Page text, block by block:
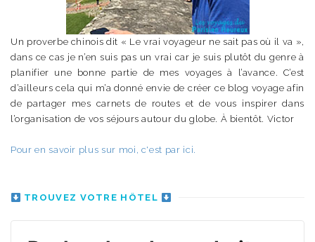
Un proverbe chinois dit « Le vrai voyageur ne sait pas où il va »,
dans ce cas je n’en suis pas un vrai car je suis plutôt du genre à
planifier une bonne partie de mes voyages à l’avance. C’est
d’ailleurs cela qui m’a donné envie de créer ce blog voyage afin
de partager mes carnets de routes et de vous inspirer dans
l’organisation de vos séjours autour du globe. À bientôt. Victor
Pour en savoir plus sur moi, c'est par ici.
TROUVEZ VOTRE HÔTEL